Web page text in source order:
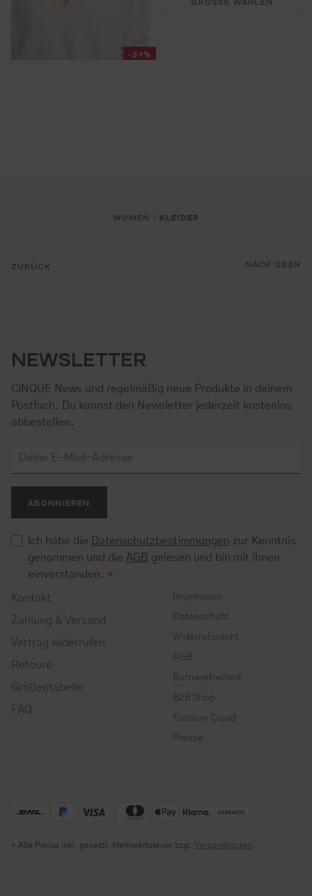
-31%
ZURÜCK
WOMEN KLEIDER
NACH OBEN
NEWSLETTER
CINQUE News und regelmäßig neue Produkte in deinem
Postfach. Du kannst den Newsletter jederzeit kostenlos
abbestellen.
ABONNIEREN
Ich habe die Datenschutzbestimmungen zur Kenntnis
genommen und die AGB gelesen und bin mit ihnen
einverstanden. *
Kontakt
Zahlung & Versand
Vertrag widerrufen
Retoure
Größentabelle
FAQ
Impressum
Datenschutz
Widerrufsrecht
AGB
Barrierefreiheit
B2B Shop
Fashion Cloud
Presse
* Alle Preise inkl. gesetzl. Mehrwertsteuer zzgl. Versandkosten